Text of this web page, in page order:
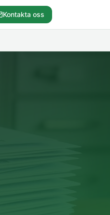
Kontakta oss